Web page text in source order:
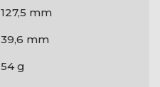
127,5 mm
39,6 mm
54 g